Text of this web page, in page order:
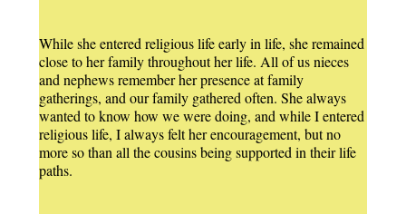
While she entered religious life early in life, she remained
close to her family throughout her life. All of us nieces
and nephews remember her presence at family
gatherings, and our family gathered often. She always
wanted to know how we were doing, and while I entered
religious life, I always felt her encouragement, but no
more so than all the cousins being supported in their life
paths.